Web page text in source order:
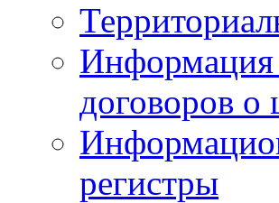
Информация
договоров о
регистры